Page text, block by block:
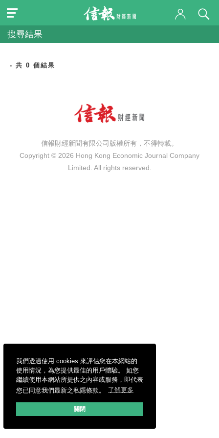
我們透過使用 cookies 來評估您在本網站的
使用情況，為您提供最佳的用戶體驗。 如您
繼續使用本網站所提供之內容或服務，即代表
您已同意我們最新之私隱條款。
了解更多
關閉
搜尋結果
- 共 0 個結果
信報財經新聞有限公司版權所有，不得轉載。
Copyright © 2026 Hong Kong Economic Journal Company
Limited. All rights reserved.